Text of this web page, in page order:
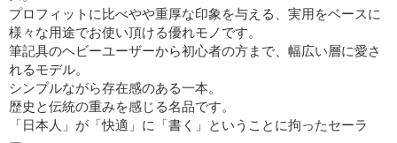
プロフィットに比べやや重厚な印象を与える、実用をベースに
様々な用途でお使い頂ける優れモノです。
筆記具のヘビーユーザーから初心者の方まで、幅広い層に愛さ
れるモデル。
シンプルながら存在感のある一本。
歴史と伝統の重みを感じる名品です。
「日本人」が「快適」に「書く」ということに拘ったセーラ